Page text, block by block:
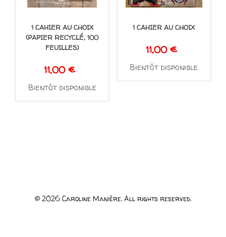
1 CAHIER AU CHOIX
(PAPIER RECYCLÉ, 100
FEUILLES)
11,00€
Bientôt disponible
1 CAHIER AU CHOIX
11,00 €
Bientôt disponible
© 2026 Caroline Manière. All rights reserved.